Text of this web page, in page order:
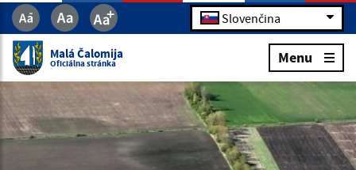
Slovenčina
Malá Čalomija
Oficiálna stránka Menu